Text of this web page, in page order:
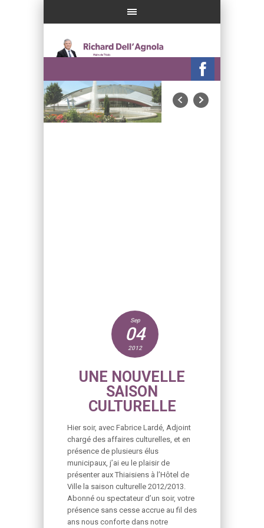
Sep
04
2012
UNE NOUVELLE
SAISON
CULTURELLE
Hier soir, avec Fabrice Lardé, Adjoint
chargé des affaires culturelles, et en
présence de plusieurs élus
municipaux, j’ai eu le plaisir de
présenter aux Thiaisiens à l’Hôtel de
Ville la saison culturelle 2012/2013.
Abonné ou spectateur d’un soir, votre
présence sans cesse accrue au fil des
ans nous conforte dans notre